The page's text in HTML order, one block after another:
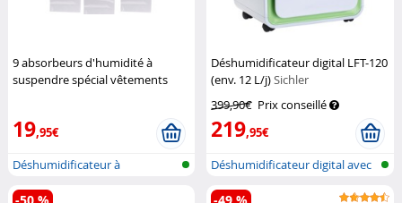
9 absorbeurs d'humidité à
suspendre spécial vêtements
19,95€
Déshumidificateur à
suspendre
Déshumidificateur digital LFT-120
(env. 12 L/j)Sichler
399,90€ Prix conseillé
219,95€
Déshumidificateur digital avec
minu...